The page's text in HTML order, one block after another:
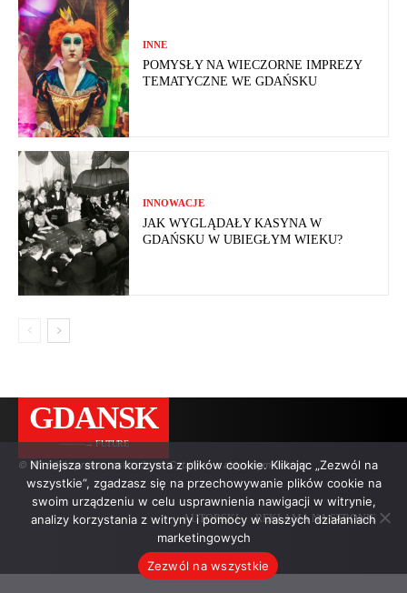
INNE
POMYSŁY NA WIECZORNE IMPREZY
TEMATYCZNE WE GDAŃSKU
INNOWACJE
JAK WYGLĄDAŁY KASYNA W
GDAŃSKU W UBIEGŁYM WIEKU?
GDANSK
———→ FUTURE
© Wszelkie prawa zastrzeżone. Cytaty — z aktywnym linkiem.
AUTORSKI REKLAMA NA STRONIE
Niniejsza strona korzysta z plików cookie. Klikając „Zezwól na
wszystkie”, zgadzasz się na przechowywanie plików cookie na
swoim urządzeniu w celu usprawnienia nawigacji w witrynie,
analizy korzystania z witryny i pomocy w naszych działaniach
marketingowych
Zezwól na wszystkie